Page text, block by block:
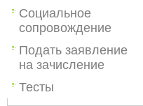
Социальное
сопровождение
Подать заявление
на зачисление
Тесты